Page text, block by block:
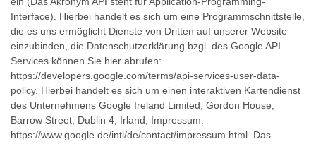
Interface). Hierbei handelt es sich um eine Programmschnittstelle,
die es uns ermöglicht Dienste von Dritten auf unserer Website
einzubinden, die Datenschutzerklärung bzgl. des Google API
Services können Sie hier abrufen:
https://developers.google.com/terms/api-services-user-data-
policy. Hierbei handelt es sich um einen interaktiven Kartendienst
des Unternehmens Google Ireland Limited, Gordon House,
Barrow Street, Dublin 4, Irland, Impressum:
https://www.google.de/intl/de/contact/impressum.html. Das